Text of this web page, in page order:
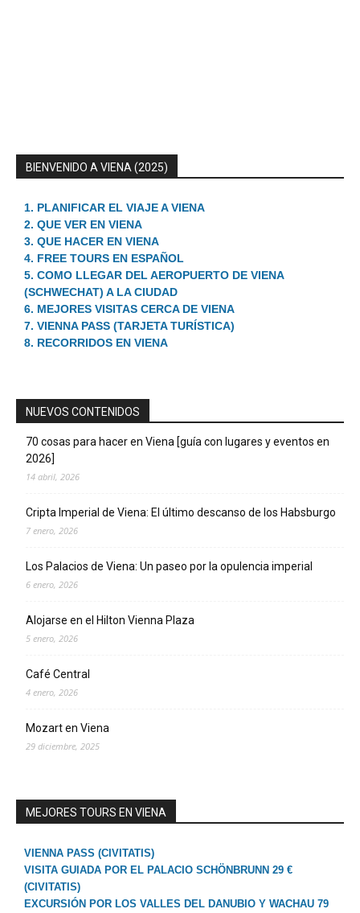
BIENVENIDO A VIENA (2025)
1. PLANIFICAR EL VIAJE A VIENA
2. QUE VER EN VIENA
3. QUE HACER EN VIENA
4. FREE TOURS EN ESPAÑOL
5. COMO LLEGAR DEL AEROPUERTO DE VIENA
(SCHWECHAT) A LA CIUDAD
6. MEJORES VISITAS CERCA DE VIENA
7. VIENNA PASS (TARJETA TURÍSTICA)
8. RECORRIDOS EN VIENA
NUEVOS CONTENIDOS
70 cosas para hacer en Viena [guía con lugares y eventos en
2026]
14 abril, 2026
Cripta Imperial de Viena: El último descanso de los Habsburgo
7 enero, 2026
Los Palacios de Viena: Un paseo por la opulencia imperial
6 enero, 2026
Alojarse en el Hilton Vienna Plaza
5 enero, 2026
Café Central
4 enero, 2026
Mozart en Viena
29 diciembre, 2025
MEJORES TOURS EN VIENA
VIENNA PASS (CIVITATIS)
VISITA GUIADA POR EL PALACIO SCHÖNBRUNN 29 €
(CIVITATIS)
EXCURSIÓN POR LOS VALLES DEL DANUBIO Y WACHAU 79